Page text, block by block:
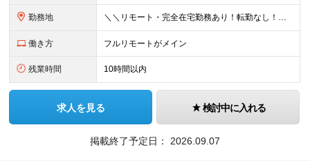
勤務地 ＼＼リモート・完全在宅勤務あり！転勤なし！／／ ★47都道府県の好きな地域で働けます◎ ★本社は渋谷駅徒歩5分の好立地です！ □リモート・フルリモートも選択可能です！ └将来的には「お気に入りのカフ
働き方 フルリモートがメイン
残業時間 10時間以内
求人を見る 検討中に入れる
掲載終了予定日： 2026.09.07